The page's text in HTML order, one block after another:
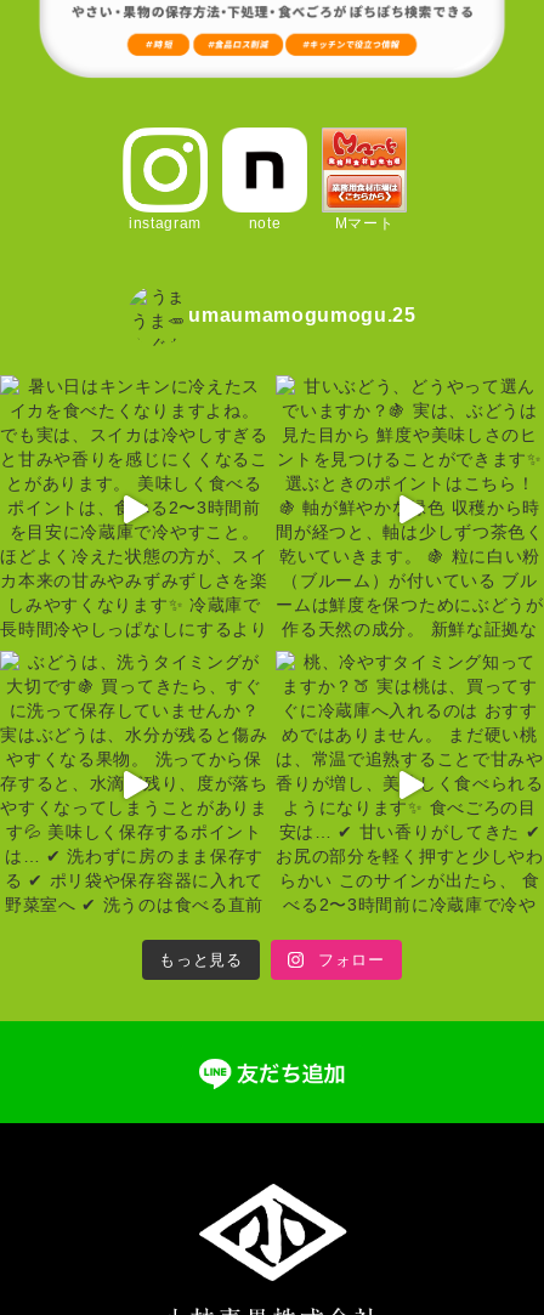
instagram note Mマート
umaumamogumogu.25
もっと見る フォロー